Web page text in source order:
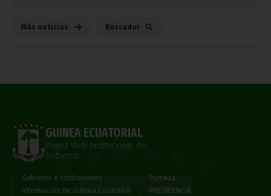
Más noticias Búscador
GUINEA ECUATORIAL
Página Web Institucional del
Gobierno
Gobierno e Instituciones
Información de Guinea Ecuatorial
Portada
PRESIDENCIA